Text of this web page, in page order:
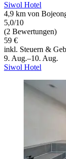
Siwol Hotel
4,9 km von
5,0/10
(2 Bewertungen)
59 €
inkl. Steuern &
9. Aug.–10. Aug.
Siwol Hotel